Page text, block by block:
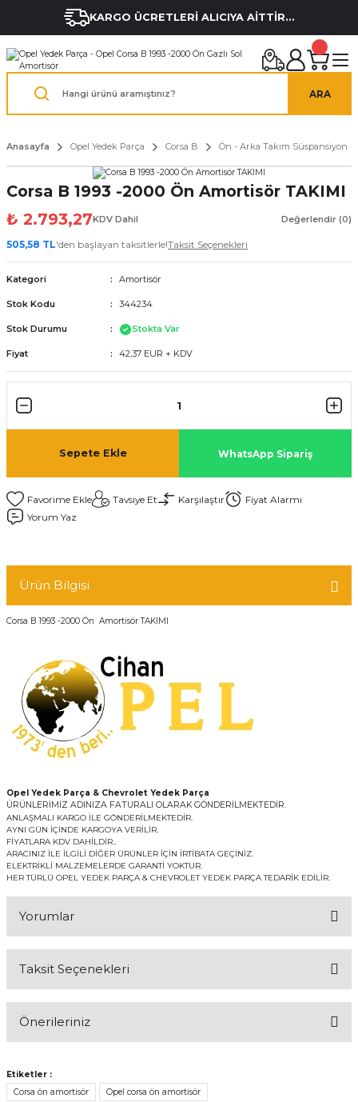
KARGO ÜCRETLERİ ALICIYA AİTTİR...
ARA
Anasayfa Opel Yedek Parça Corsa B Ön - Arka Takım Süspansiyon
Corsa B 1993 -2000 Ön Amortisör TAKIMI
₺ 2.793,27KDV Dahil Değerlendir (0)
505,58 TL'den başlayan taksitlerle!Taksit Seçenekleri
Kategori Amortisör
Stok Kodu 344234
Stok Durumu Stokta Var
Fiyat 42,37 EUR + KDV
Sepete Ekle WhatsApp Sipariş
Tavsiye Et Karşılaştır
Fiyat Alarmı
Yorum Yaz
Ürün Bilgisi
Corsa B 1993 -2000 Ön Amortisör TAKIMI
Opel Yedek Parça & Chevrolet Yedek Parça
ÜRÜNLERİMİZ ADINIZA FATURALI OLARAK GÖNDERİLMEKTEDİR.
ANLAŞMALI KARGO İLE GÖNDERİLMEKTEDİR.
AYNI GÜN İÇİNDE KARGOYA VERİLİR.
FİYATLARA KDV DAHİLDİR..
ARACINIZ İLE İLGİLİ DİĞER ÜRÜNLER İÇİN İRTİBATA GEÇİNİZ.
ELEKTRİKLİ MALZEMELERDE GARANTİ YOKTUR.
HER TÜRLÜ OPEL YEDEK PARÇA & CHEVROLET YEDEK PARÇA TEDARİK EDİLİR.
Yorumlar
Taksit Seçenekleri
Önerileriniz
konularda yetersiz gördüğünüz noktaları öneri formunu kullanarak
tarafımıza iletebilirsiniz.
Etiketler :
Corsa ön amortisör
Opel corsa ön amortisör